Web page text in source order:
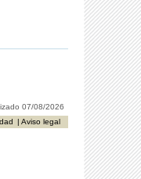
07/08/2026
| Aviso legal